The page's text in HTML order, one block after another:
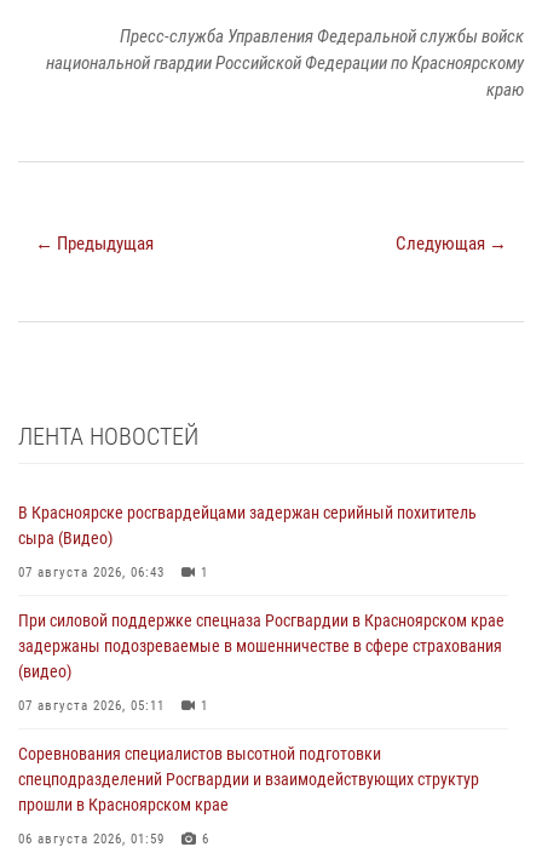
Пресс-служба Управления Федеральной службы войск
национальной гвардии Российской Федерации по Красноярскому
краю
← Предыдущая Следующая →
ЛЕНТА НОВОСТЕЙ
В Красноярске росгвардейцами задержан серийный похититель
сыра (Видео)
07 августа 2026, 06:43 1
При силовой поддержке спецназа Росгвардии в Красноярском крае
задержаны подозреваемые в мошенничестве в сфере страхования
(видео)
07 августа 2026, 05:11 1
Соревнования специалистов высотной подготовки
спецподразделений Росгвардии и взаимодействующих структур
прошли в Красноярском крае
06 августа 2026, 01:59 6